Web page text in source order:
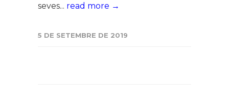
seves... read more →
5 DE SETEMBRE DE 2019